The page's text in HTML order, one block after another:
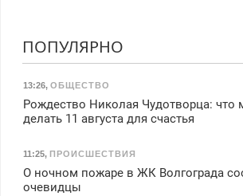
ПОПУЛЯРНО
13:26, ОБЩЕСТВО
Рождество Николая Чудотворца: что
делать 11 августа для счастья
11:25, ПРОИСШЕСТВИЯ
О ночном пожаре в ЖК Волгограда
очевидцы